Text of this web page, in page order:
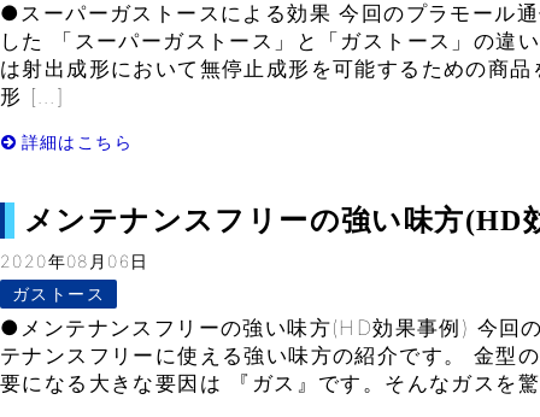
●スーパーガストースによる効果 今回のプラモール
した 「スーパーガストース」と「ガストース」の違
は射出成形において無停止成形を可能するための商
形 […]
詳細はこちら
メンテナンスフリーの強い味方(HD
2020年08月06日
ガストース
●メンテナンスフリーの強い味方(HD効果事例) 今回
テナンスフリーに使える強い味方の紹介です。 金型
要になる大きな要因は 『ガス』です。そんなガスを